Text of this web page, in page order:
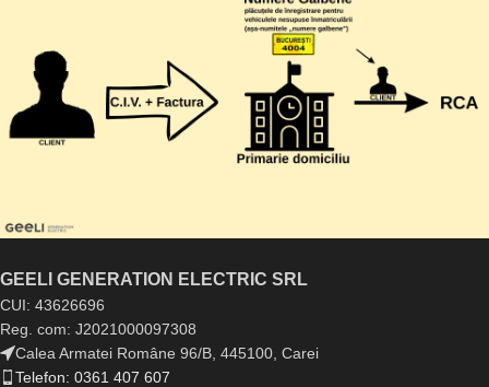
GEELI GENERATION ELECTRIC SRL
CUI: 43626696
Reg. com: J2021000097308
Calea Armatei Române 96/B, 445100, Carei
Telefon: 0361 407 607